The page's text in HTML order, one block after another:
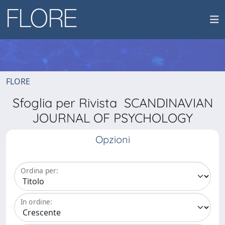
FLORE
Sfoglia per Rivista SCANDINAVIAN
JOURNAL OF PSYCHOLOGY
Opzioni
Ordina per:
In ordine: